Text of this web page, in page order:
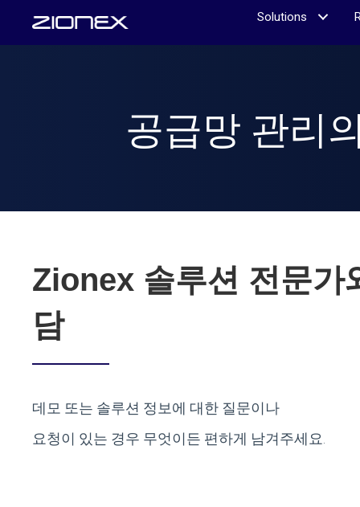
Solutions
공급망 관리
Zionex 솔루션 전문가
담
데모 또는 솔루션 정보에 대한 질문이나
요청이 있는 경우 무엇이든 편하게 남겨주세요.